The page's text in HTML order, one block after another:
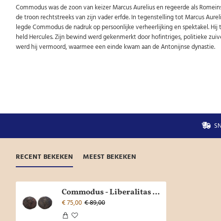
Commodus was de zoon van keizer Marcus Aurelius en regeerde als
de troon rechtstreeks van zijn vader erfde. In tegenstelling tot Marcus
legde Commodus de nadruk op persoonlijke verheerlijking en spektakel.
held Hercules. Zijn bewind werd gekenmerkt door hofintriges, politieke
werd hij vermoord, waarmee een einde kwam aan de Antonijnse dynastie.
RECENT BEKEKEN MEEST BEKEKEN
Commodus - Liberalitas Dupondius zeldzaam! (JUL2606)
€ 75,00 € 89,00